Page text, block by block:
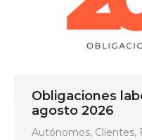
Obligaciones
agosto 2026
Autónomos, Clientes,